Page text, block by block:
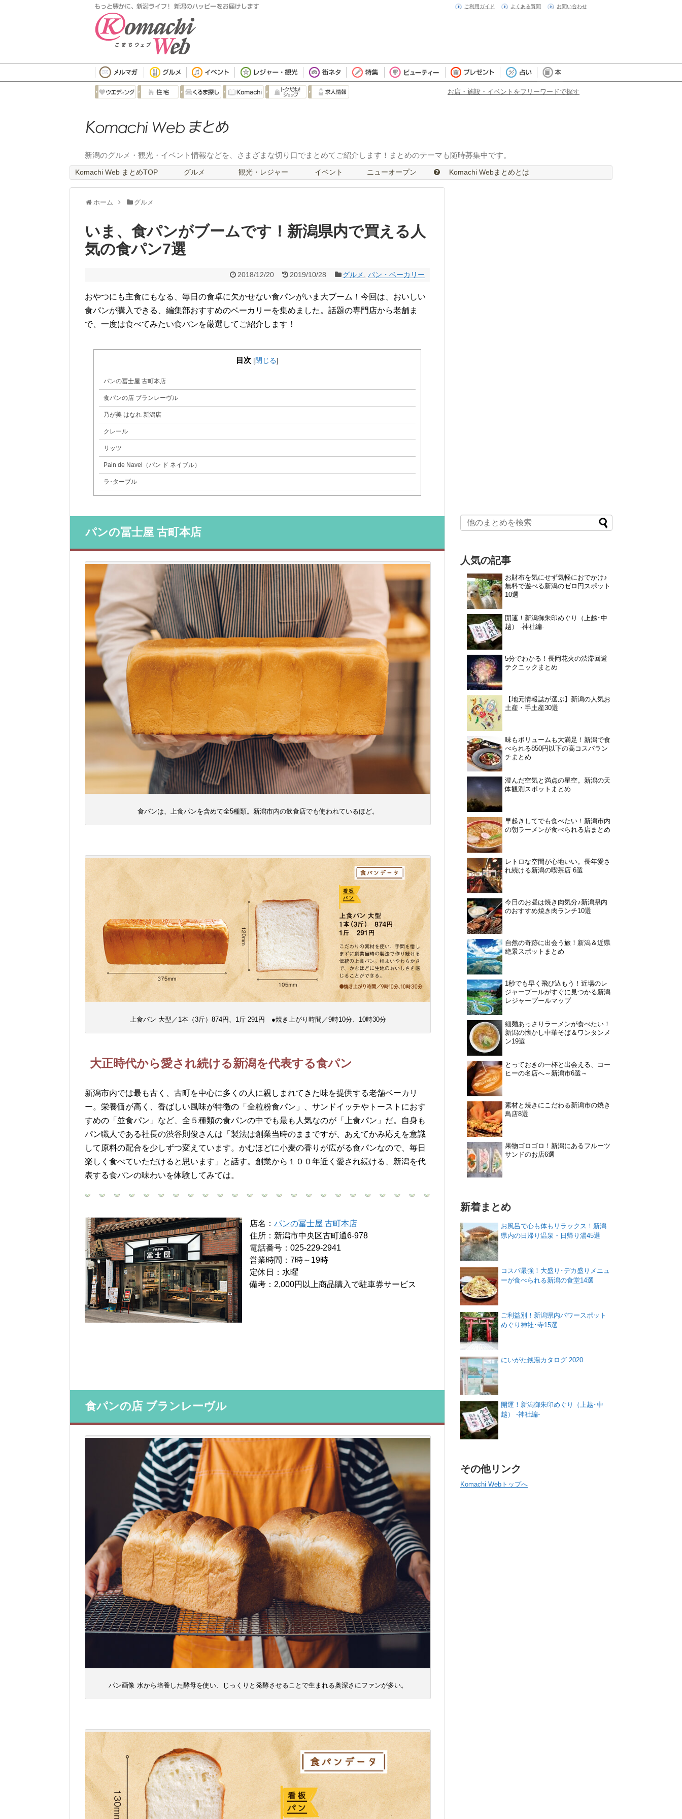
ご利用ガイド よくある質問 お問い合わせ
お店・施設・イベントをフリーワードで探す
新潟のグルメ・観光・イベント情報などを、さまざまな切り口でまとめてご紹介します！まとめのテーマも随時募集中です。
Komachi Web まとめTOP グルメ 観光・レジャー イベント ニューオープン Komachi Webまとめとは
ホーム グルメ
いま、食パンがブームです！新潟県内で買える人
気の食パン7選
2018/12/20 2019/10/28 グルメ ,パン・ベーカリー
おやつにも主食にもなる、毎日の食卓に欠かせない食パンがいま大ブーム！今回は、おいしい
食パンが購入できる、編集部おすすめのベーカリーを集めました。話題の専門店から老舗ま
で、一度は食べてみたい食パンを厳選してご紹介します！
目次 [閉じる]
パンの冨士屋 古町本店
食パンの店 ブランレーヴル
乃が美 はなれ 新潟店
クレール
リッツ
Pain de Navel（パン ド ネイブル）
ラ･ターブル
パンの冨士屋 古町本店
食パンは、上食パンを含めて全5種類。新潟市内の飲食店でも使われているほど。
上食パン 大型／1本（3斤）874円、1斤 291円 ●焼き上がり時間／9時10分、10時30分
大正時代から愛され続ける新潟を代表する食パン
新潟市内では最も古く、古町を中心に多くの人に親しまれてきた味を提供する老舗ベーカリ
ー。栄養価が高く、香ばしい風味が特徴の「全粒粉食パン」、サンドイッチやトーストにおす
すめの「並食パン」など、全５種類の食パンの中でも最も人気なのが「上食パン」だ。自身も
パン職人である社長の渋谷則俊さんは「製法は創業当時のままですが、あえてかみ応えを意識
して原料の配合を少しずつ変えています。かむほどに小麦の香りが広がる食パンなので、毎日
楽しく食べていただけると思います」と話す。創業から１００年近く愛され続ける、新潟を代
表する食パンの味わいを体験してみては。
店名： パンの冨士屋 古町本店
住所：新潟市中央区古町通6-978
電話番号：025-229-2941
営業時間：7時～19時
定休日：水曜
備考：2,000円以上商品購入で駐車券サービス
食パンの店 ブランレーヴル
パン画像 水から培養した酵母を使い、じっくりと発酵させることで生まれる奥深さにファンが多い。
人気の記事
お財布を気にせず気軽におでかけ♪
無料で遊べる新潟のゼロ円スポット
10選
開運！新潟御朱印めぐり（上越･中
越） -神社編-
5分でわかる！長岡花火の渋滞回避
テクニックまとめ
【地元情報誌が選ぶ】新潟の人気お
土産・手土産30選
味もボリュームも大満足！新潟で食
べられる850円以下の高コスパラン
チまとめ
澄んだ空気と満点の星空。新潟の天
体観測スポットまとめ
早起きしてでも食べたい！新潟市内
の朝ラーメンが食べられる店まとめ
レトロな空間が心地いい。長年愛さ
れ続ける新潟の喫茶店 6選
今日のお昼は焼き肉気分♪新潟県内
のおすすめ焼き肉ランチ10選
自然の奇跡に出会う旅！新潟＆近県
絶景スポットまとめ
1秒でも早く飛び込もう！近場のレ
ジャープールがすぐに見つかる新潟
レジャープールマップ
細麺あっさりラーメンが食べたい！
新潟の懐かし中華そば＆ワンタンメ
ン19選
とっておきの一杯と出会える、コー
ヒーの名店へ～新潟市6選～
素材と焼きにこだわる新潟市の焼き
鳥店8選
果物ゴロゴロ！新潟にあるフルーツ
サンドのお店6選
新着まとめ
お風呂で心も体もリラックス！新潟
県内の日帰り温泉・日帰り湯45選
コスパ最強！大盛り･デカ盛りメニュ
ーが食べられる新潟の食堂14選
ご利益別！新潟県内パワースポット
めぐり神社･寺15選
にいがた銭湯カタログ 2020
開運！新潟御朱印めぐり（上越･中
越） -神社編-
その他リンク
Komachi Webトップへ